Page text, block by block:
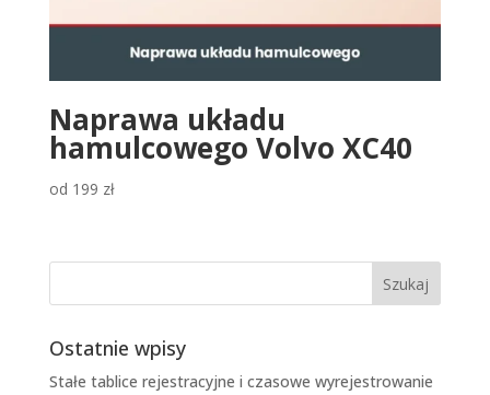
Naprawa układu
hamulcowego Volvo XC40
od 199 zł
Ostatnie wpisy
Stałe tablice rejestracyjne i czasowe wyrejestrowanie